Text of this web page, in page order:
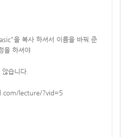
을 복사 하셔서 이름을 바꿔 준
을 하셔야
습니다.
lecture/?vid=5